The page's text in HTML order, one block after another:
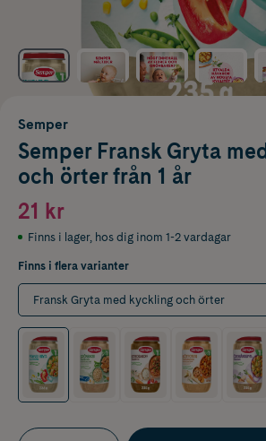
Semper
Semper Fransk Gryta
och örter från 1 år
21 kr
Finns i lager, hos dig inom 1-2 vardagar
Finns i flera varianter
Fransk Gryta med kyckling och örter